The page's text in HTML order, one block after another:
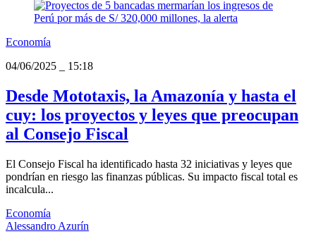
Economía
04/06/2025
15:18
Desde Mototaxis, la Amazonía y hasta el
cuy: los proyectos y leyes que preocupan
al Consejo Fiscal
El Consejo Fiscal ha identificado hasta 32 iniciativas y leyes que
pondrían en riesgo las finanzas públicas. Su impacto fiscal total es
incalcula...
Economía
Alessandro Azurín